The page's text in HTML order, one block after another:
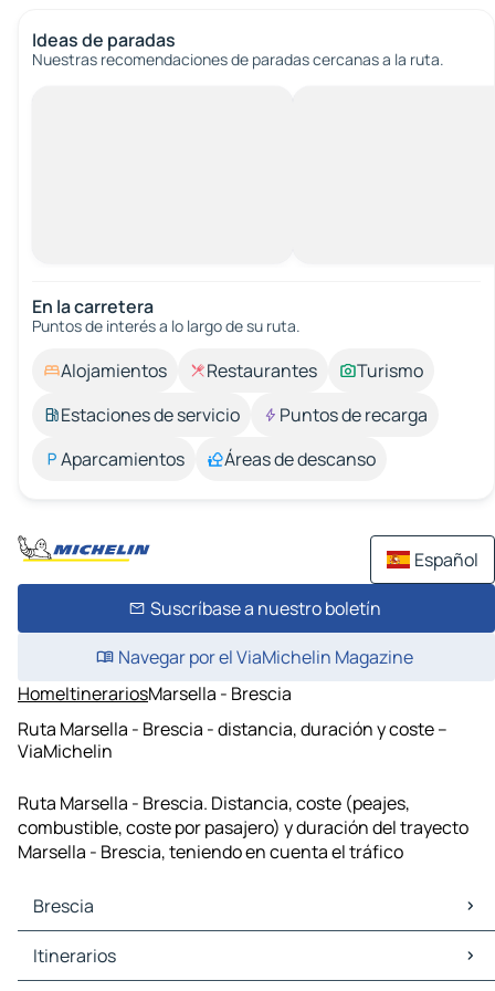
Ideas de paradas
Nuestras recomendaciones de paradas cercanas a la ruta.
En la carretera
Puntos de interés a lo largo de su ruta.
Alojamientos Restaurantes
Turismo
Estaciones de servicio
Puntos de recarga
Aparcamientos
Áreas de descanso
Español
Suscríbase a nuestro boletín
Navegar por el ViaMichelin Magazine
HomeItinerariosMarsella - Brescia
Ruta Marsella - Brescia - distancia, duración y coste –
ViaMichelin
Ruta Marsella - Brescia. Distancia, coste (peajes,
combustible, coste por pasajero) y duración del trayecto
Marsella - Brescia, teniendo en cuenta el tráfico
Brescia
Brescia Mapas Planos
Brescia Trafico
Itinerarios